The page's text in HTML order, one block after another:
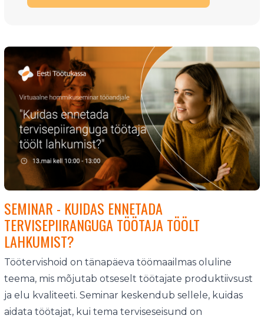
SEMINAR - KUIDAS ENNETADA
TERVISEPIIRANGUGA TÖÖTAJA TÖÖLT
LAHKUMIST?
Töötervishoid on tänapäeva töömaailmas oluline
teema, mis mõjutab otseselt töötajate produktiivsust
ja elu kvaliteeti. Seminar keskendub sellele, kuidas
aidata töötajat, kui tema terviseseisund on